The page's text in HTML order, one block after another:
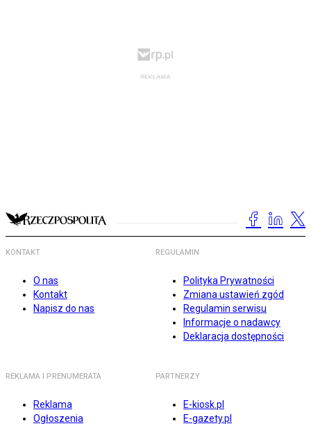
KONTAKT
O nas
Kontakt
Napisz do nas
REGULAMIN
Polityka Prywatności
Zmiana ustawień zgód
Regulamin serwisu
Informacje o nadawcy
Deklaracja dostępności
REKLAMA I PRENUMERATA
Reklama
Ogłoszenia
PARTNERZY
E-kiosk.pl
E-gazety.pl